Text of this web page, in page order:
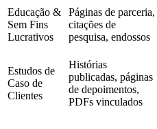
Educação &
Sem Fins
Lucrativos
Páginas de parceria,
citações de
pesquisa, endossos
Estudos de
Caso de
Clientes
Histórias
publicadas, páginas
de depoimentos,
PDFs vinculados